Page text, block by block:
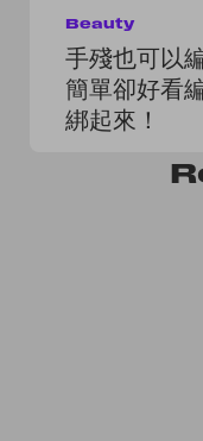
Beauty
手殘也可以
簡單卻好看
綁起來！